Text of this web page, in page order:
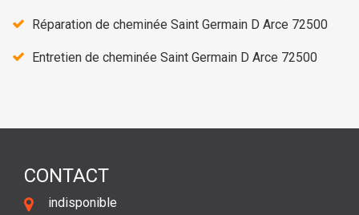
Réparation de cheminée Saint Germain D Arce 72500
Entretien de cheminée Saint Germain D Arce 72500
CONTACT
indisponible